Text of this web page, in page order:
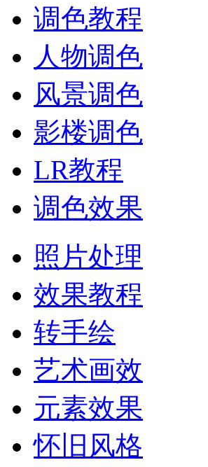
调色教程
人物调色
风景调色
影楼调色
LR教程
调色效果
照片处理
效果教程
转手绘
艺术画效
元素效果
怀旧风格